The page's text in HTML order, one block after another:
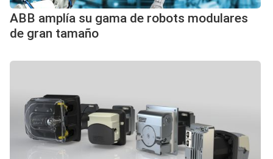
ABB amplía su gama de robots modulares
de gran tamaño